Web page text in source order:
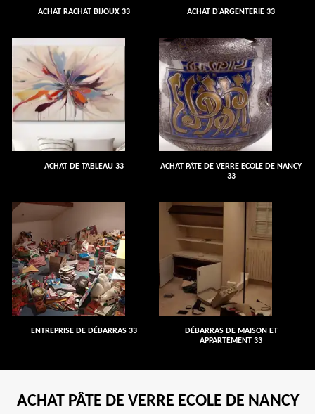
ACHAT RACHAT BIJOUX 33 ACHAT D'ARGENTERIE 33
ACHAT DE TABLEAU 33
ACHAT PÂTE DE VERRE ECOLE DE NANCY
33
ENTREPRISE DE DÉBARRAS 33
DÉBARRAS DE MAISON ET
APPARTEMENT 33
ACHAT PÂTE DE VERRE ECOLE DE NANCY